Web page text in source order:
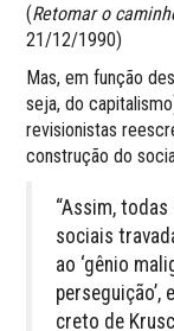
(Retomar o
21/12/1990)
Mas, em função
seja, do
revisionistas
construção do
“Assim,
sociais
ao ‘gênio
creto de